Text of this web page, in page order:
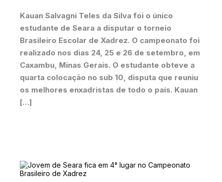
Kauan Salvagni Teles da Silva foi o único
estudante de Seara a disputar o torneio
Brasileiro Escolar de Xadrez. O campeonato foi
realizado nos dias 24, 25 e 26 de setembro, em
Caxambu, Minas Gerais. O estudante obteve a
quarta colocação no sub 10, disputa que reuniu
os melhores enxadristas de todo o país. Kauan
[…]